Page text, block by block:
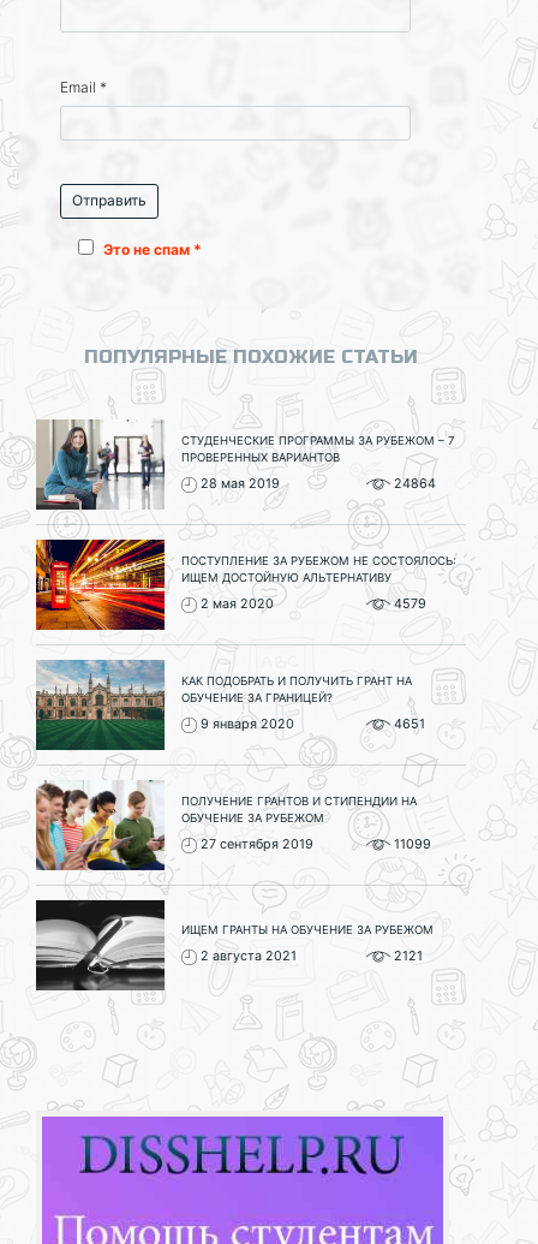
Email *
Это не спам *
ПОПУЛЯРНЫЕ ПОХОЖИЕ СТАТЬИ
СТУДЕНЧЕСКИЕ ПРОГРАММЫ ЗА РУБЕЖОМ – 7
ПРОВЕРЕННЫХ ВАРИАНТОВ
28 мая 2019 24864
ПОСТУПЛЕНИЕ ЗА РУБЕЖОМ НЕ СОСТОЯЛОСЬ:
ИЩЕМ ДОСТОЙНУЮ АЛЬТЕРНАТИВУ
2 мая 2020 4579
КАК ПОДОБРАТЬ И ПОЛУЧИТЬ ГРАНТ НА
ОБУЧЕНИЕ ЗА ГРАНИЦЕЙ?
9 января 2020 4651
ПОЛУЧЕНИЕ ГРАНТОВ И СТИПЕНДИИ НА
ОБУЧЕНИЕ ЗА РУБЕЖОМ
27 сентября 2019 11099
ИЩЕМ ГРАНТЫ НА ОБУЧЕНИЕ ЗА РУБЕЖОМ
2 августа 2021 2121